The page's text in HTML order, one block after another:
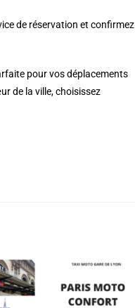
de réservation et confirmez
pour vos déplacements
de la ville, choisissez